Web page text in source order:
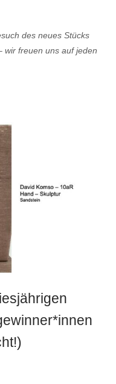
des neues Stücks
wir freuen uns auf jeden